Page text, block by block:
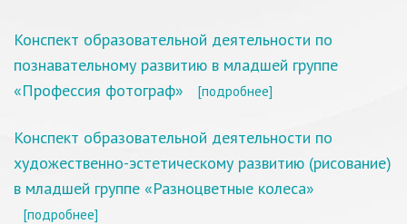
Конспект образовательной деятельности по
познавательному развитию в младшей группе
«Профессия фотограф»
[подробнее]
Конспект образовательной деятельности по
художественно-эстетическому развитию (рисование)
в младшей группе «Разноцветные колеса»
[подробнее]